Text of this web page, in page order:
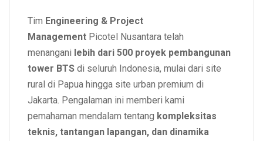
Tim Engineering & Project
Management Picotel Nusantara telah
menangani lebih dari 500 proyek pembangunan
tower BTS di seluruh Indonesia, mulai dari site
rural di Papua hingga site urban premium di
Jakarta. Pengalaman ini memberi kami
pemahaman mendalam tentang kompleksitas
teknis, tantangan lapangan, dan dinamika